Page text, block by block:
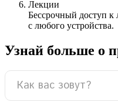
Лекции
Бессрочный доступ к
с любого устройства.
Узнай больше о